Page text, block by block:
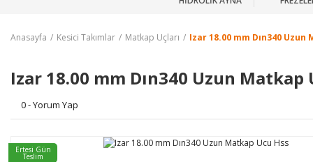
Anasayfa Kesici Takımlar Matkap Uçları Izar 18.00 mm Dın340 Uzun
Izar 18.00 mm Dın340 Uzun Matkap
0 - Yorum Yap
Ertesi Gün
Teslim